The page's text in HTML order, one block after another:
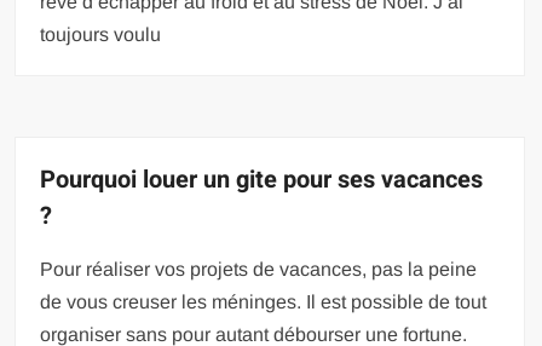
toujours voulu
Pourquoi louer un gite pour ses vacances
?
Pour réaliser vos projets de vacances, pas la peine
de vous creuser les méninges. Il est possible de tout
organiser sans pour autant débourser une fortune.